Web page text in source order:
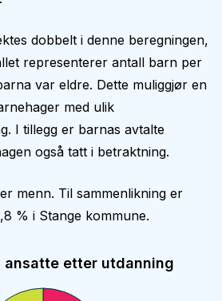
dobbelt i denne beregningen,
representerer antall barn per
var eldre. Dette muliggjør en
med ulik
I tillegg er barnas avtalte
også tatt i betraktning.
menn. Til sammenlikning er
% i Stange kommune.
ansatte etter utdanning